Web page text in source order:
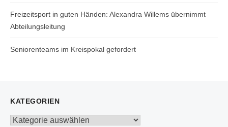
Freizeitsport in guten Händen: Alexandra Willems übernimmt
Abteilungsleitung
Seniorenteams im Kreispokal gefordert
KATEGORIEN
Kategorien